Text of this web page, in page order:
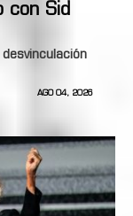
con Sid
AGO 04, 2026